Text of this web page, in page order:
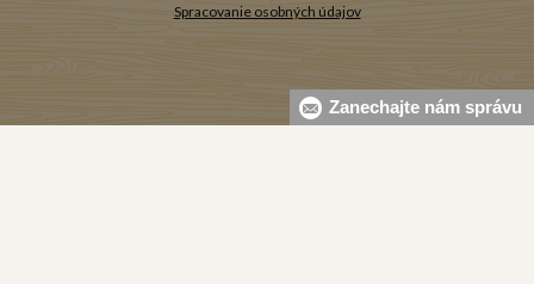
Zanechajte nám správu
Spracovanie osobných údajov